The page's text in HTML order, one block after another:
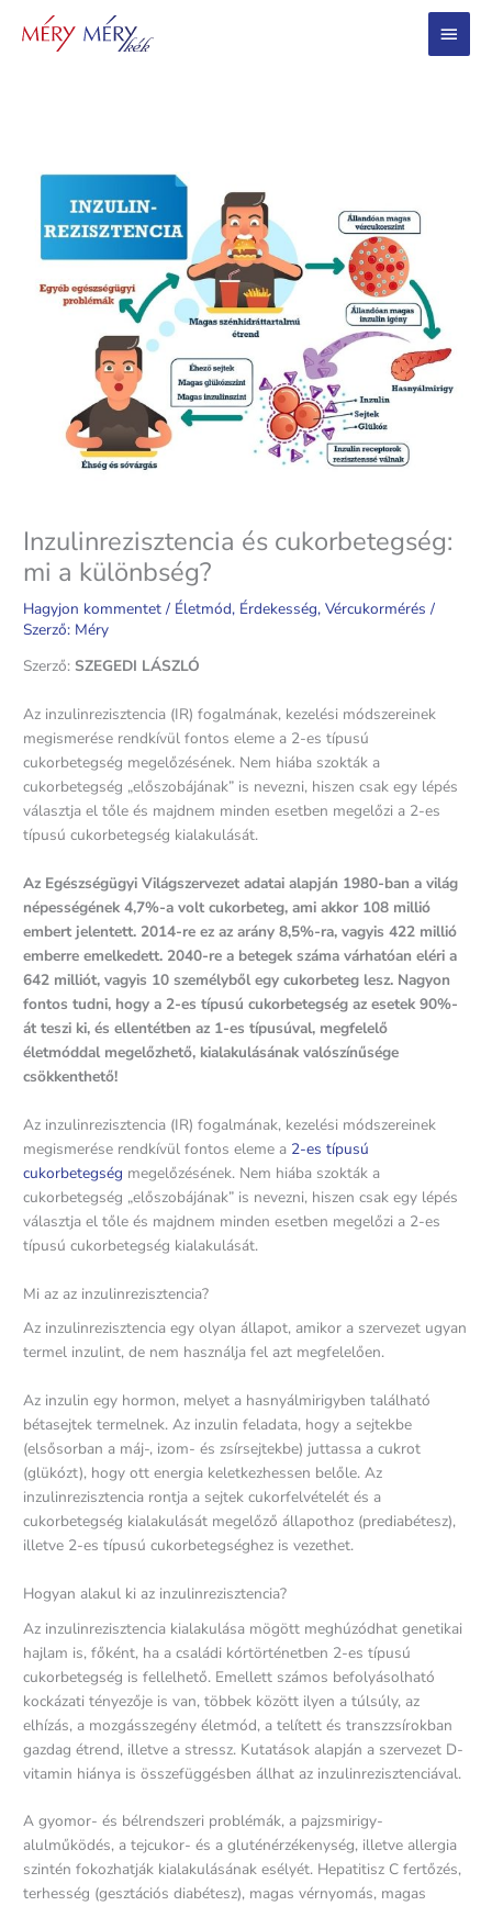
Main
Menu
Inzulinrezisztencia és cukorbetegség:
mi a különbség?
Hagyjon kommentet / Életmód, Érdekesség,Vércukormérés /
Szerző: Méry
Szerző: SZEGEDI LÁSZLÓ
Az inzulinrezisztencia (IR) fogalmának, kezelési módszereinek
megismerése rendkívül fontos eleme a 2-es típusú
cukorbetegség megelőzésének. Nem hiába szokták a
cukorbetegség „előszobájának” is nevezni, hiszen csak egy lépés
választja el tőle és majdnem minden esetben megelőzi a 2-es
típusú cukorbetegség kialakulását.
Az Egészségügyi Világszervezet adatai alapján 1980-ban a világ
népességének 4,7%-a volt cukorbeteg, ami akkor 108 millió
embert jelentett. 2014-re ez az arány 8,5%-ra, vagyis 422 millió
emberre emelkedett. 2040-re a betegek száma várhatóan eléri a
642 milliót, vagyis 10 személyből egy cukorbeteg lesz. Nagyon
fontos tudni, hogy a 2-es típusú cukorbetegség az esetek 90%-
át teszi ki, és ellentétben az 1-es típusúval, megfelelő
életmóddal megelőzhető, kialakulásának valószínűsége
csökkenthető!
Az inzulinrezisztencia (IR) fogalmának, kezelési módszereinek
megismerése rendkívül fontos eleme a 2-es típusú
cukorbetegség megelőzésének. Nem hiába szokták a
cukorbetegség „előszobájának” is nevezni, hiszen csak egy lépés
választja el tőle és majdnem minden esetben megelőzi a 2-es
típusú cukorbetegség kialakulását.
Mi az az inzulinrezisztencia?
Az inzulinrezisztencia egy olyan állapot, amikor a szervezet ugyan
termel inzulint, de nem használja fel azt megfelelően.
Az inzulin egy hormon, melyet a hasnyálmirigyben található
bétasejtek termelnek. Az inzulin feladata, hogy a sejtekbe
(elsősorban a máj-, izom- és zsírsejtekbe) juttassa a cukrot
(glükózt), hogy ott energia keletkezhessen belőle. Az
inzulinrezisztencia rontja a sejtek cukorfelvételét és a
cukorbetegség kialakulását megelőző állapothoz (prediabétesz),
illetve 2-es típusú cukorbetegséghez is vezethet.
Hogyan alakul ki az inzulinrezisztencia?
Az inzulinrezisztencia kialakulása mögött meghúzódhat genetikai
hajlam is, főként, ha a családi kórtörténetben 2-es típusú
cukorbetegség is fellelhető. Emellett számos befolyásolható
kockázati tényezője is van, többek között ilyen a túlsúly, az
elhízás, a mozgásszegény életmód, a telített és transzzsírokban
gazdag étrend, illetve a stressz. Kutatások alapján a szervezet D-
vitamin hiánya is összefüggésben állhat az inzulinrezisztenciával.
A gyomor- és bélrendszeri problémák, a pajzsmirigy-
alulműködés, a tejcukor- és a gluténérzékenység, illetve allergia
szintén fokozhatják kialakulásának esélyét. Hepatitisz C fertőzés,
terhesség (gesztációs diabétesz), magas vérnyomás, magas